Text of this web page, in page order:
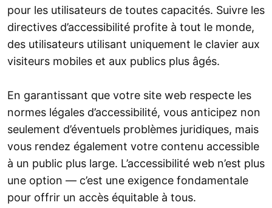
pour les utilisateurs de toutes capacités. Suivre les
directives d’accessibilité profite à tout le monde,
des utilisateurs utilisant uniquement le clavier aux
visiteurs mobiles et aux publics plus âgés.
En garantissant que votre site web respecte les
normes légales d’accessibilité, vous anticipez non
seulement d’éventuels problèmes juridiques, mais
vous rendez également votre contenu accessible
à un public plus large. L’accessibilité web n’est plus
une option — c’est une exigence fondamentale
pour offrir un accès équitable à tous.